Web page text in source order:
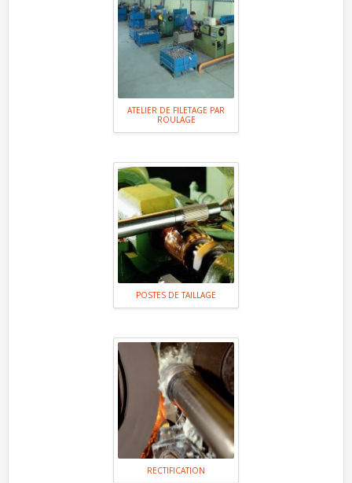
ATELIER DE FILETAGE PAR
ROULAGE
POSTES DE TAILLAGE
RECTIFICATION